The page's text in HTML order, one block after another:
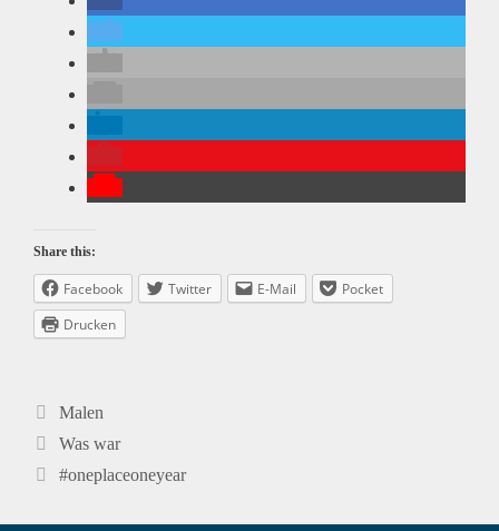
Share this:
Facebook Twitter E-Mail
Pocket
Drucken
Kategorien
Malen
Beitrags-
Navigation
Was war
#oneplaceoneyear